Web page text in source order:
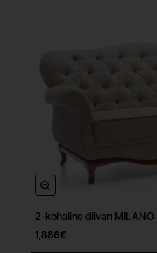
2-kohaline diivan MILANO
1,886€